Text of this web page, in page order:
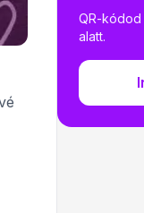
QR-
alatt.